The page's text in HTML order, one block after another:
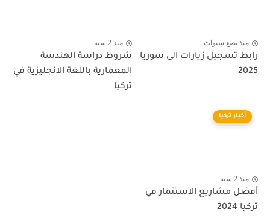
منذ بضع سنوات
رابط تسجيل زيارات الى سوريا
2025
منذ 2 سنة
شروط دراسة الهندسة
المعمارية باللغة الإنجليزية في
تركيا
أخبار تركيا
منذ 2 سنة
أفضل مشاريع الاستثمار في
تركيا 2024